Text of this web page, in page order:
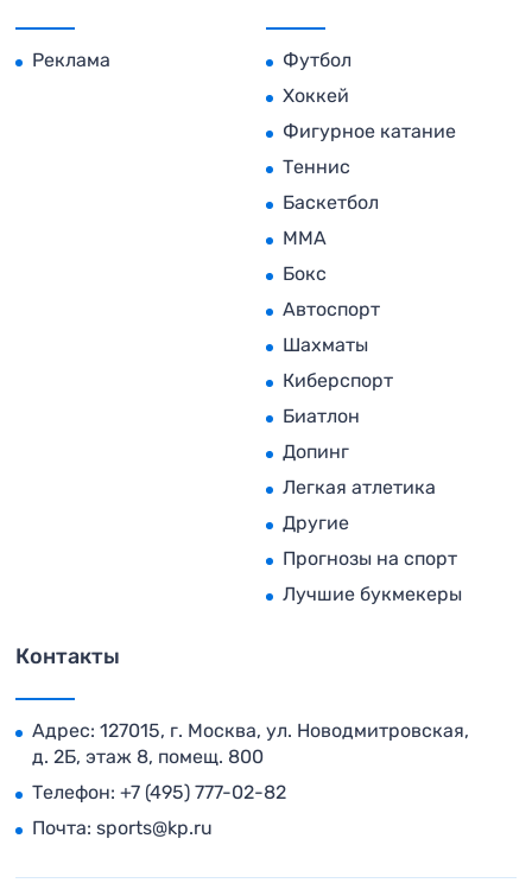
Реклама
Футбол
Хоккей
Фигурное катание
Теннис
Баскетбол
MMA
Бокс
Автоспорт
Шахматы
Киберспорт
Биатлон
Допинг
Легкая атлетика
Другие
Прогнозы на спорт
Лучшие букмекеры
Контакты
Адрес: 127015, г. Москва, ул. Новодмитровская,
д. 2Б, этаж 8, помещ. 800
Телефон: +7 (495) 777-02-82
Почта: sports@kp.ru